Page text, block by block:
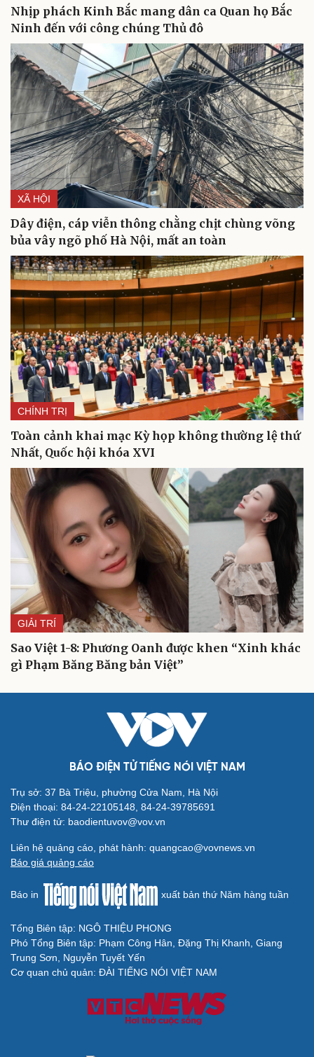
Săn Tour
check-in
Đọc truyện đêm khuya
Cửa sổ tình yêu
Hạt giống tâm hồn
Cải chính
Nhịp phách Kinh Bắc mang dân ca Quan họ Bắc
Ninh đến với công chúng Thủ đô
XÃ HỘI
Dây điện, cáp viễn thông chằng chịt chùng võng
bủa vây ngõ phố Hà Nội, mất an toàn
CHÍNH TRỊ
Toàn cảnh khai mạc Kỳ họp không thường lệ thứ
Nhất, Quốc hội khóa XVI
GIẢI TRÍ
Sao Việt 1-8: Phương Oanh được khen “Xinh khác
gì Phạm Băng Băng bản Việt”
BÁO ĐIỆN TỬ TIẾNG NÓI VIỆT NAM
Trụ sở: 37 Bà Triệu, phường Cửa Nam, Hà Nội
Điện thoại: 84-24-22105148, 84-24-39785691
Thư điện tử: baodientuvov@vov.vn
Liên hệ quảng cáo, phát hành: quangcao@vovnews.vn
Báo giá quảng cáo
Báo in xuất bản thứ Năm hàng tuần
Tổng Biên tập: NGÔ THIỆU PHONG
Phó Tổng Biên tập: Phạm Công Hân, Đặng Thị Khanh, Giang
Trung Sơn, Nguyễn Tuyết Yến
Cơ quan chủ quản: ĐÀI TIẾNG NÓI VIỆT NAM